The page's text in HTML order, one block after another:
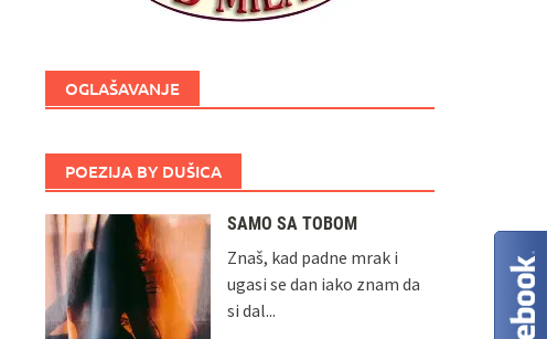
OGLAŠAVANJE
POEZIJA BY DUŠICA
SAMO SA TOBOM
Znaš, kad padne mrak i
ugasi se dan iako znam da
si dal...